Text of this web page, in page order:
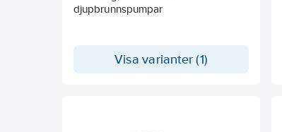
djupbrunnspumpar
Visa varianter (1)